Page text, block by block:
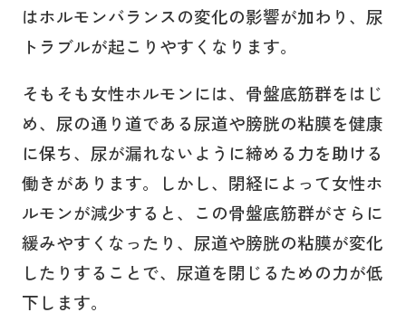
はホルモンバランスの変化の影響が加わり、尿
トラブルが起こりやすくなります。
そもそも女性ホルモンには、骨盤底筋群をはじ
め、尿の通り道である尿道や膀胱の粘膜を健康
に保ち、尿が漏れないように締める力を助ける
働きがあります。しかし、閉経によって女性ホ
ルモンが減少すると、この骨盤底筋群がさらに
緩みやすくなったり、尿道や膀胱の粘膜が変化
したりすることで、尿道を閉じるための力が低
下します。